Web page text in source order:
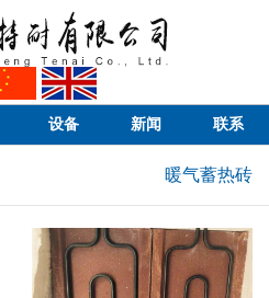
设备 新闻 联系
暖气蓄热砖